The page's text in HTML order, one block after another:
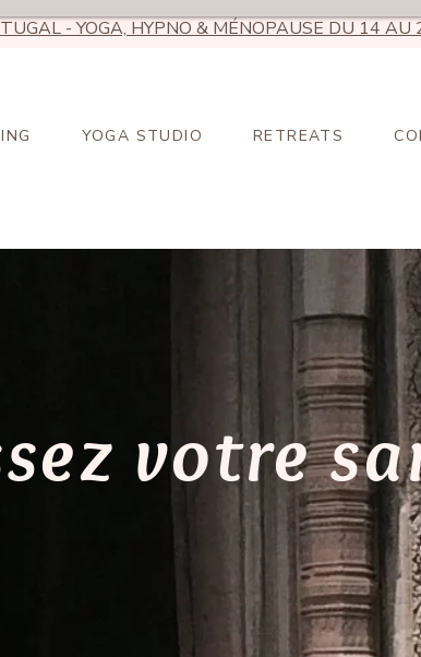
YOGA STUDIO RETREATS
- YOGA, HYPNO & MÉNOPAUSE DU 14
votre